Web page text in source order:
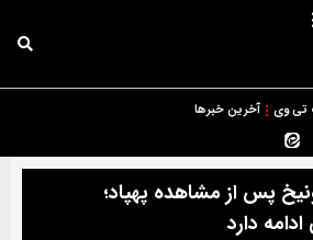
تی وی آخرین خبرها
پس از مشاهده پهپاد؛
دارد